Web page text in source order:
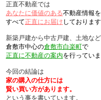
正直不動産では
あなたに価値のある不動産情報を
すべて正直にお届け しております
新築戸建から中古戸建、土地など
倉敷市中心の倉敷市白楽町で
正直に不動産の案内を行っていま
今回の結論は
家の購入の仕方には
賢い買い方があります。
という事を書いています。